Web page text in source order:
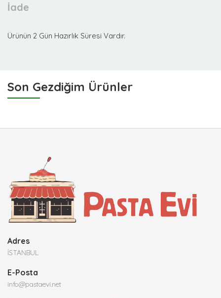
İade
Ürünün 2 Gün Hazırlık Süresi Vardır.
Son Gezdiğim Ürünler
Adres
İSTANBUL
E-Posta
info@pastaevi.net